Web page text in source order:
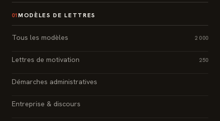
01 MODÈLES DE LETTRES
Tous les modèles 2 000
Lettres de motivation 250
Démarches administratives
Entreprise & discours